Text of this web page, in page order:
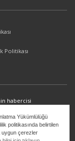
Yükümlülüğü
politikasında belirtilen
uygun çerezler
Politikası
habercisi